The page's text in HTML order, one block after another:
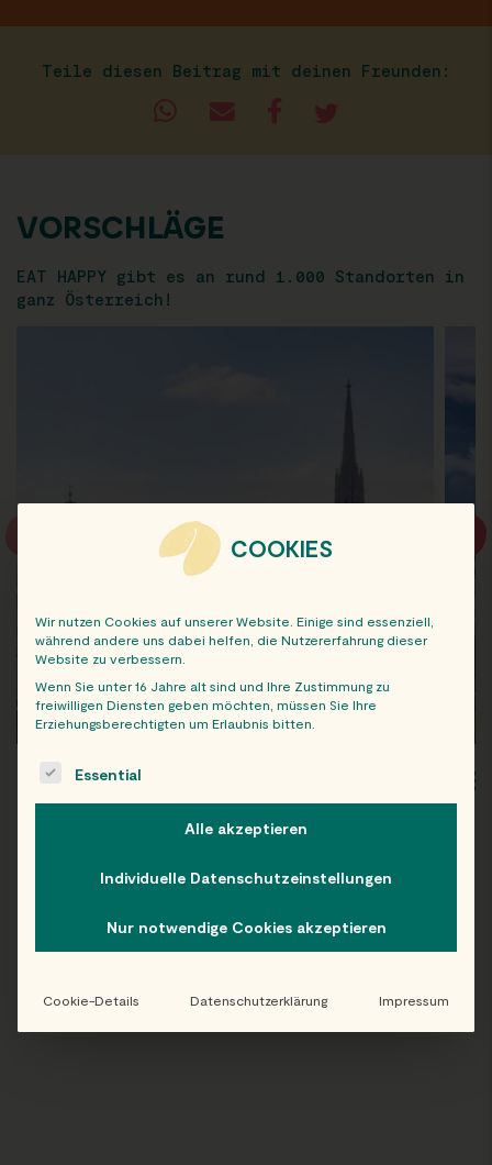
Teile diesen Beitrag mit deinen Freunden:
VORSCHLÄGE
EAT HAPPY gibt es an rund 1.000 Standorten in
ganz Österreich!
WIEN
Folge uns auf Instagram!
COOKIES
Wir nutzen Cookies auf unserer Website. Einige sind essenziell,
während andere uns dabei helfen, die Nutzererfahrung dieser
Website zu verbessern.
Wenn Sie unter 16 Jahre alt sind und Ihre Zustimmung zu
freiwilligen Diensten geben möchten, müssen Sie Ihre
Erziehungsberechtigten um Erlaubnis bitten.
The following is a list of service groups for which consent
Essential
Alle akzeptieren
Individuelle Datenschutzeinstellungen
Nur notwendige Cookies akzeptieren
Cookie-Details Datenschutzerklärung Impressum